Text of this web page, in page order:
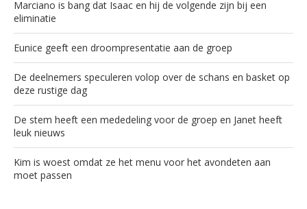
Marciano is bang dat Isaac en hij de volgende zijn bij een
eliminatie
Eunice geeft een droompresentatie aan de groep
De deelnemers speculeren volop over de schans en basket op
deze rustige dag
De stem heeft een mededeling voor de groep en Janet heeft
leuk nieuws
Kim is woest omdat ze het menu voor het avondeten aan
moet passen